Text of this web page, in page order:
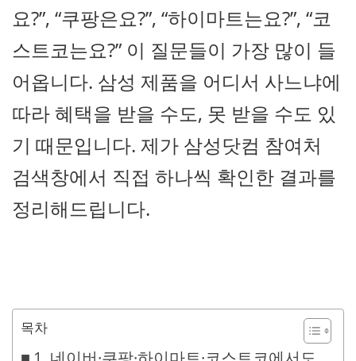
요?”, “쿠팡은요?”, “하이마트는요?”, “코
스트코는요?” 이 질문들이 가장 많이 들
어옵니다. 삼성 제품을 어디서 사느냐에
따라 혜택을 받을 수도, 못 받을 수도 있
기 때문입니다. 제가 삼성닷컴 참여처
검색창에서 직접 하나씩 확인한 결과를
정리해드립니다.
목차